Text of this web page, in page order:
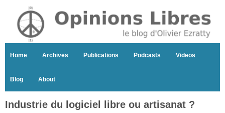
Home Archives Publications Podcasts Videos
Blog About
Industrie du logiciel libre ou artisanat ?